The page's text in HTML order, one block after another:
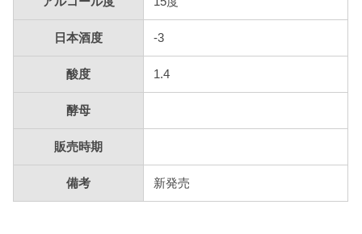
日本酒度 -3
酸度 1.4
酵母
販売時期
備考 新発売